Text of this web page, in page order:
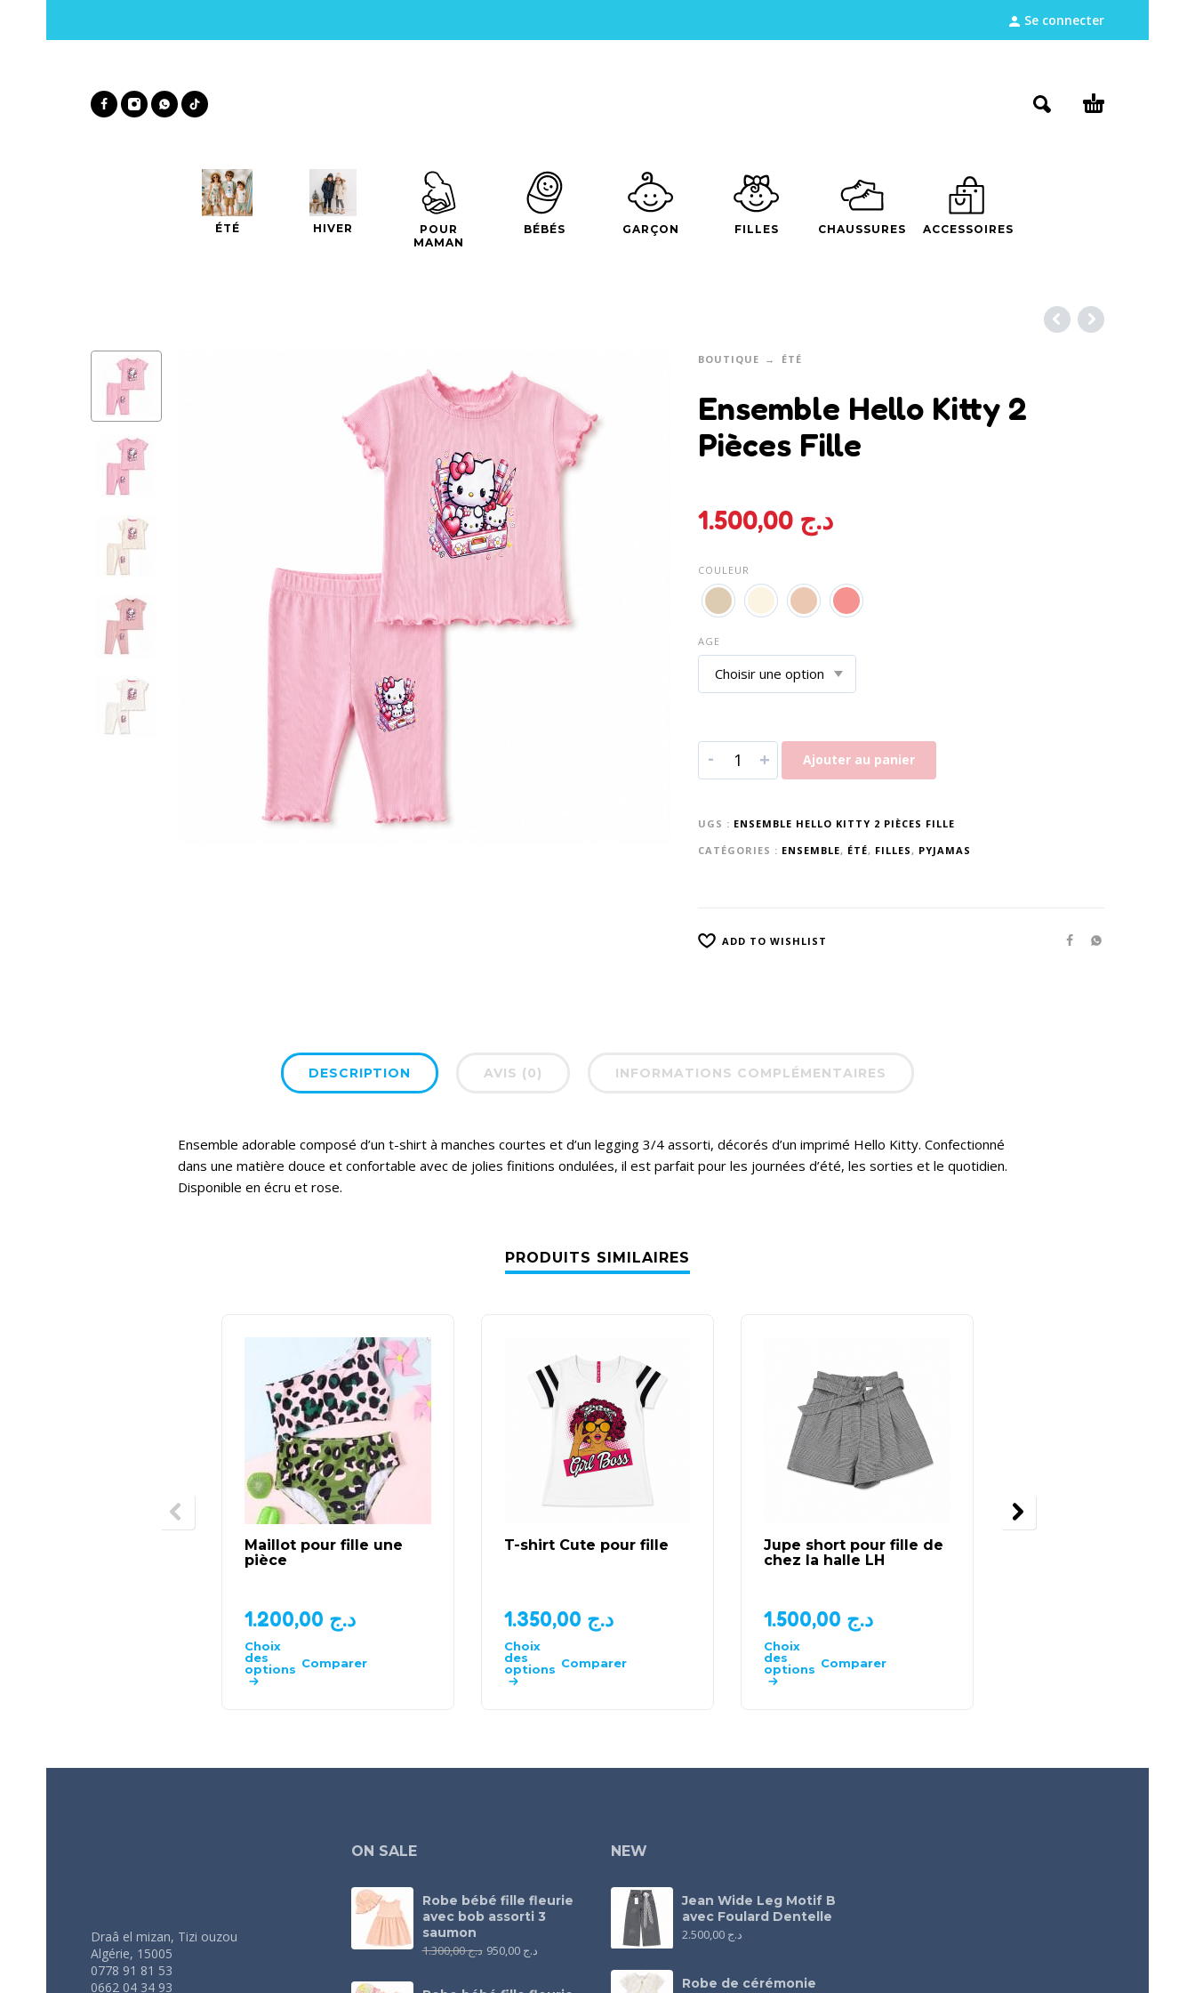
Se connecter
ÉTÉ HIVER
POUR
MAMAN
BÉBÉS GARÇON FILLES CHAUSSURES ACCESSOIRES
BOUTIQUE ÉTÉ
Ensemble Hello Kitty 2
Pièces Fille
د.ج 1.500,00
COULEUR
AGE
- + Ajouter au panier
UGS : ENSEMBLE HELLO KITTY 2 PIÈCES FILLE
CATÉGORIES : ENSEMBLE, ÉTÉ, FILLES , PYJAMAS
ADD TO WISHLIST
DESCRIPTION AVIS (0) INFORMATIONS COMPLÉMENTAIRES
Ensemble adorable composé d’un t-shirt à manches courtes et d’un legging 3/4 assorti, décorés d’un imprimé Hello Kitty. Confectionné
dans une matière douce et confortable avec de jolies finitions ondulées, il est parfait pour les journées d’été, les sorties et le quotidien.
Disponible en écru et rose.
PRODUITS SIMILAIRES
Maillot pour fille une
pièce
د.ج
Choix
des
options Comparer
T-shirt Cute pour fille
د.ج
Choix
des
options Comparer
Jupe short pour fille de
chez la halle LH
د.ج
Choix
des
options Comparer
Draâ el mizan, Tizi ouzou
Algérie, 15005
0778 91 81 53
0662 04 34 93
ON SALE
Robe bébé fille fleurie
avec bob assorti 3
saumon
د.ج1.300,00 د.ج 950,00
NEW
Jean Wide Leg Motif B
avec Foulard Dentelle
د.ج
Robe de cérémonie